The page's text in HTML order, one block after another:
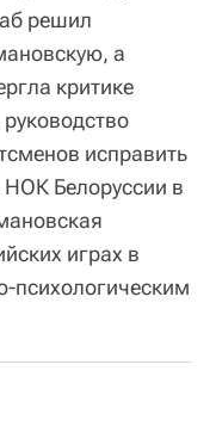
решил
а
критике
исправить
Белоруссии в
играх в
психологическим